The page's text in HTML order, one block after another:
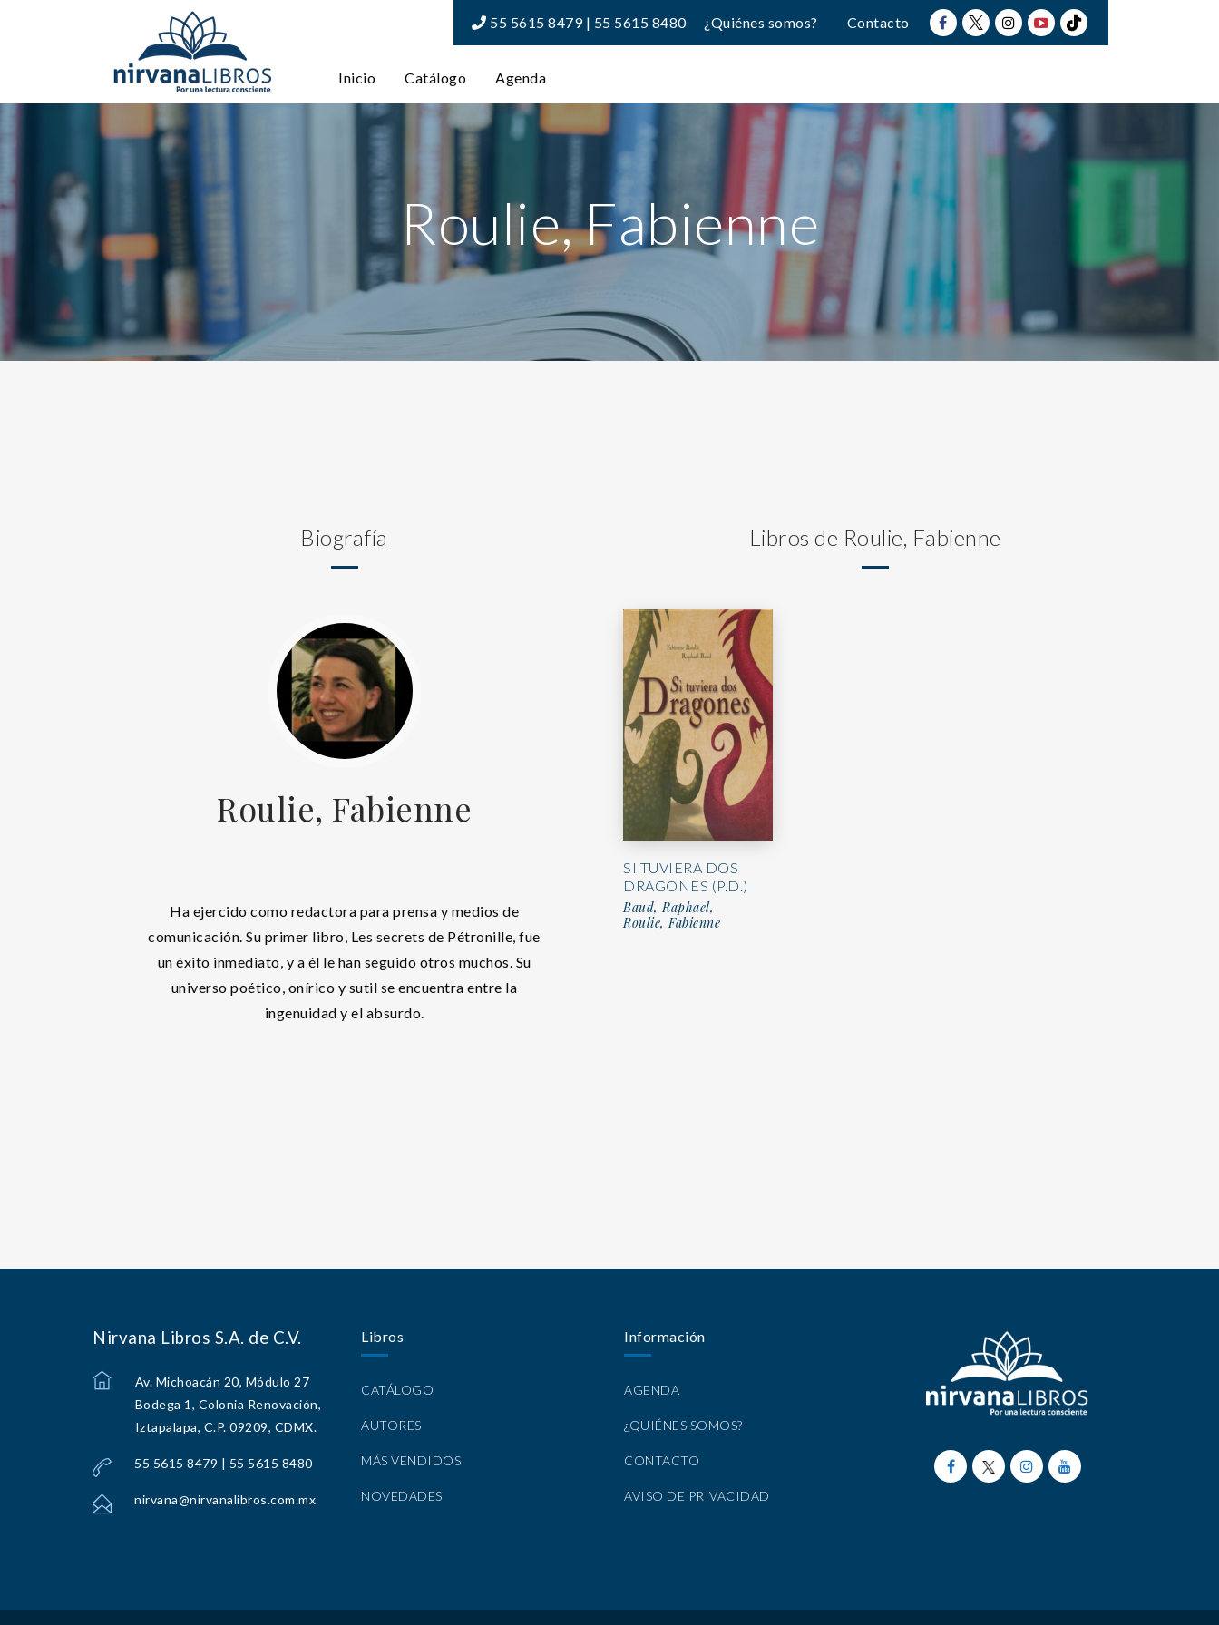
55 5615 8479 | 55 5615 8480 ¿Quiénes somos? Contacto
Inicio Catálogo Agenda
Roulie, Fabienne
Biografía
Roulie, Fabienne
Ha ejercido como redactora para prensa y medios de
comunicación. Su primer libro, Les secrets de Pétronille, fue
un éxito inmediato, y a él le han seguido otros muchos. Su
universo poético, onírico y sutil se encuentra entre la
ingenuidad y el absurdo.
Libros de Roulie, Fabienne
SI TUVIERA DOS
DRAGONES (P.D.)
Baud, Raphael,
Roulie, Fabienne
Nirvana Libros S.A. de C.V.
Av. Michoacán 20, Módulo 27
Bodega 1, Colonia Renovación,
Iztapalapa, C.P. 09209, CDMX.
55 5615 8479 | 55 5615 8480
nirvana@nirvanalibros.com.mx
Libros
CATÁLOGO
AUTORES
MÁS VENDIDOS
NOVEDADES
Información
AGENDA
¿QUIÉNES SOMOS?
CONTACTO
AVISO DE PRIVACIDAD